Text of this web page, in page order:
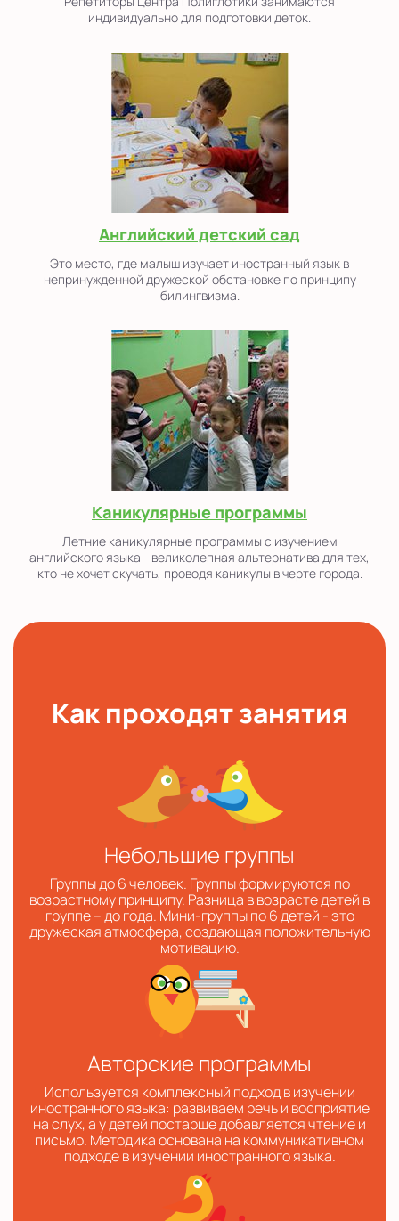
индивидуально для подготовки деток.
Английский детский сад
Это место, где малыш изучает иностранный язык в
непринужденной дружеской обстановке по принципу
билингвизма.
Каникулярные программы
Летние каникулярные программы с изучением
английского языка - великолепная альтернатива для тех,
кто не хочет скучать, проводя каникулы в черте города.
Как проходят занятия
Небольшие группы
Группы до 6 человек. Группы формируются по
возрастному принципу. Разница в возрасте детей в
группе – до года. Мини-группы по 6 детей - это
дружеская атмосфера, создающая положительную
мотивацию.
Авторские программы
Используется комплексный подход в изучении
иностранного языка: развиваем речь и восприятие
на слух, а у детей постарше добавляется чтение и
письмо. Методика основана на коммуникативном
подходе в изучении иностранного языка.